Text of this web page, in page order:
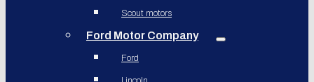
Scout motors
Ford Motor Company
Ford